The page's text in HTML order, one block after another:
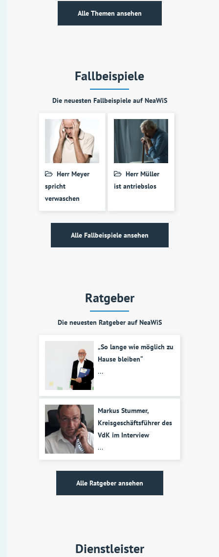
Alle Themen ansehen
Fallbeispiele
Die neuesten Fallbeispiele auf NeaWiS
Herr Meyer
spricht
verwaschen
Herr Müller
ist antriebslos
Alle Fallbeispiele ansehen
Ratgeber
Die neuesten Ratgeber auf NeaWiS
„So lange wie möglich zu
Hause bleiben“
...
Markus Stummer,
Kreisgeschäftsführer des
VdK im Interview
...
Alle Ratgeber ansehen
Dienstleister